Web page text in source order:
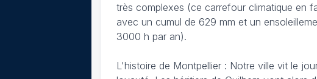
très complexes (ce carrefour climatique en
avec un cumul de 629 mm et un
3000 h par an).
L'histoire de Montpellier : Notre ville vit le